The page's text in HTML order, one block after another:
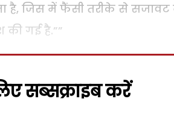
है, जिस में फैंसी तरीके से सजावट
की गई है.””
सब्सक्राइब करें